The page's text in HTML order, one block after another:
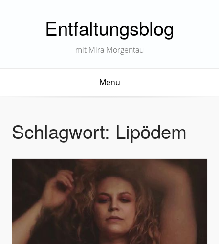
Entfaltungsblog
mit Mira Morgentau
Menu
Schlagwort: Lipödem